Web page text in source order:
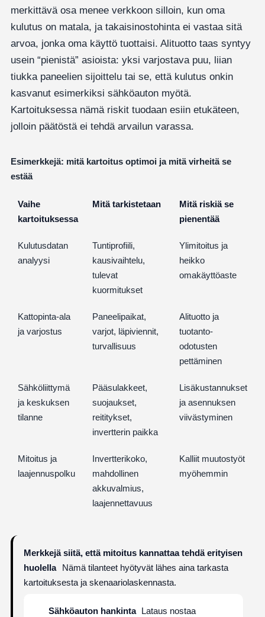
merkittävä osa menee verkkoon silloin, kun oma
kulutus on matala, ja takaisinostohinta ei vastaa sitä
arvoa, jonka oma käyttö tuottaisi. Alituotto taas syntyy
usein “pienistä” asioista: yksi varjostava puu, liian
tiukka paneelien sijoittelu tai se, että kulutus onkin
kasvanut esimerkiksi sähköauton myötä.
Kartoituksessa nämä riskit tuodaan esiin etukäteen,
jolloin päätöstä ei tehdä arvailun varassa.
Esimerkkejä: mitä kartoitus optimoi ja mitä virheitä se
estää
Vaihe
kartoituksessa
Mitä tarkistetaan
Mitä riskiä se
pienentää
Kulutusdatan
analyysi
Tuntiprofiili,
kausivaihtelu,
tulevat
kuormitukset
Ylimitoitus ja
heikko
omakäyttöaste
Kattopinta-ala
ja varjostus
Paneelipaikat,
varjot, läpiviennit,
turvallisuus
Alituotto ja
tuotanto-
odotusten
pettäminen
Sähköliittymä
ja keskuksen
tilanne
Pääsulakkeet,
suojaukset,
reititykset,
invertterin paikka
Lisäkustannukset
ja asennuksen
viivästyminen
Mitoitus ja
laajennuspolku
Invertterikoko,
mahdollinen
akkuvalmius,
laajennettavuus
Kalliit muutostyöt
myöhemmin
Merkkejä siitä, että mitoitus kannattaa tehdä erityisen
huolella
Nämä tilanteet hyötyvät lähes aina tarkasta
kartoituksesta ja skenaariolaskennasta.
Sähköauton hankinta Lataus nostaa